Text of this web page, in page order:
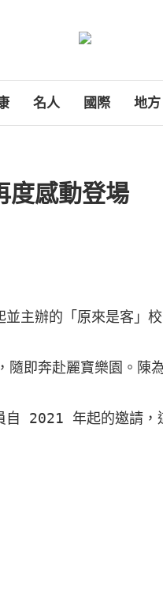
名人 國際 地方
度感動登場
並主辦的「原來是客
即奔赴麗寶樂園。
2021 年起的邀請，